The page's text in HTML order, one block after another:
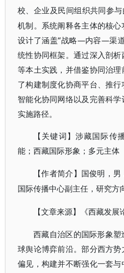
校、企业及民间组织共同参与
机制。系统阐释各主体的核
设计了涵盖“战略—内容—渠
统性协同框架。通过深入剖
等本土实践，并借鉴协同治
了构建制度化协商平台、推
智能化协同网络以及完善科
实施路径。
【关键词】涉藏国际传
能；西藏国际形象；多元主体
【作者简介】国俊明，
国际传播中心副主任，研究方
【文章来源】《西藏发展
西藏自治区的国际形象
球舆论博弈前沿。部分西方
偏见，构建并不断强化一套